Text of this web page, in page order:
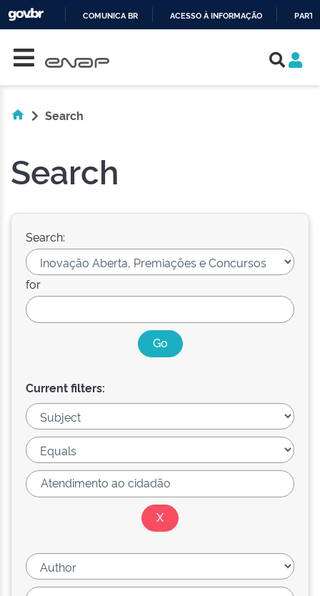
COMUNICA BR ACESSO À INFORMAÇÃO
Search
Search
Search:
for
Current filters: